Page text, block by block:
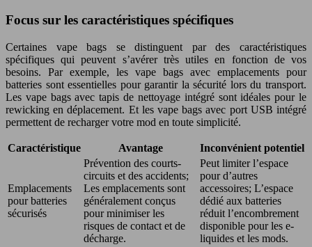
Focus sur les caractéristiques spécifiques
Certaines vape bags se distinguent par des caractéristiques
spécifiques qui peuvent s’avérer très utiles en fonction de vos
besoins. Par exemple, les vape bags avec emplacements pour
batteries sont essentielles pour garantir la sécurité lors du transport.
Les vape bags avec tapis de nettoyage intégré sont idéales pour le
rewicking en déplacement. Et les vape bags avec port USB intégré
permettent de recharger votre mod en toute simplicité.
Caractéristique Avantage Inconvénient potentiel
Emplacements
pour batteries
sécurisés
Prévention des courts-
circuits et des accidents;
Les emplacements sont
généralement conçus
pour minimiser les
risques de contact et de
décharge.
Peut limiter l’espace
pour d’autres
accessoires; L’espace
dédié aux batteries
réduit l’encombrement
disponible pour les e-
liquides et les mods.